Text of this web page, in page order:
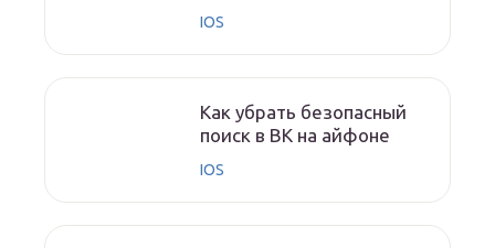
IOS
Как убрать безопасный
поиск в ВК на айфоне
IOS